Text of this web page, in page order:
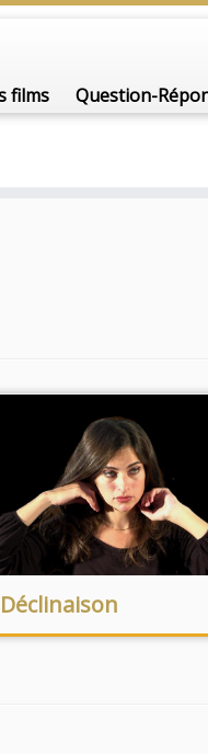
films Question-
Déclinaison